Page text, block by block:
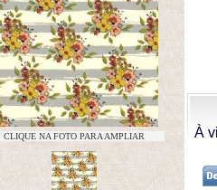
CLIQUE NA FOTO PARA AMPLIAR À